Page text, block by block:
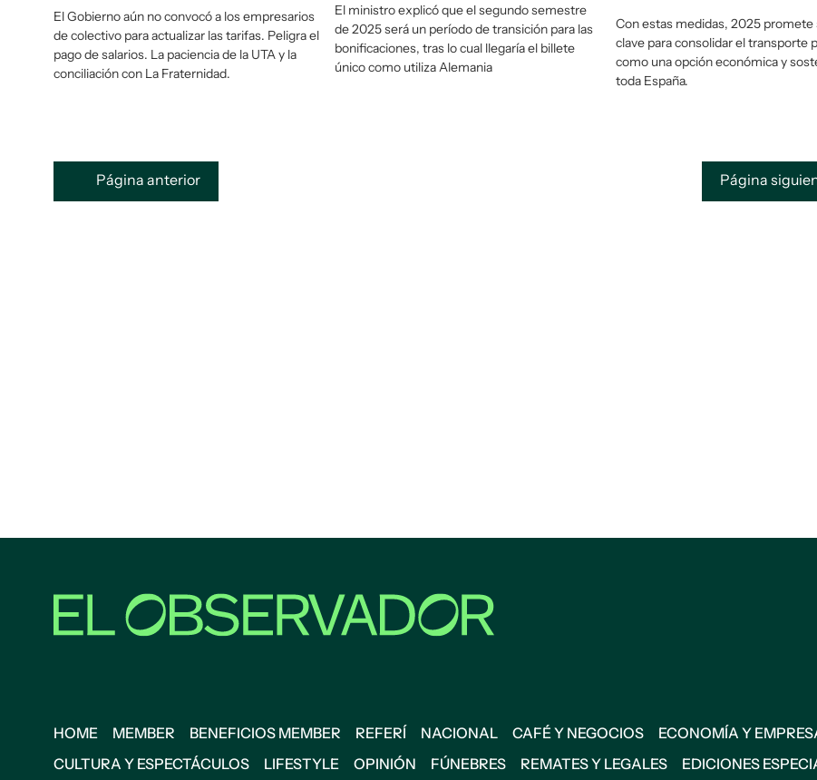
El Gobierno aún no convocó a los empresarios
de colectivo para actualizar las tarifas. Peligra el
pago de salarios. La paciencia de la UTA y la
conciliación con La Fraternidad.
El ministro explicó que el segundo semestre
de 2025 será un período de transición para las
bonificaciones, tras lo cual llegaría el billete
único como utiliza Alemania
Con estas medidas, 2025 promete
clave para consolidar el transporte
como una opción económica y
toda España.
Página anterior Página
HOME MEMBER BENEFICIOS MEMBER REFERÍ NACIONAL CAFÉ Y NEGOCIOS ECONOMÍA Y
CULTURA Y ESPECTÁCULOS
LIFESTYLE OPINIÓN FÚNEBRES REMATES Y LEGALES EDICIONES